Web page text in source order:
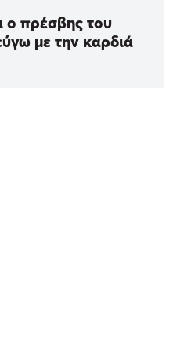
ο πρέσβης του
με την καρδιά